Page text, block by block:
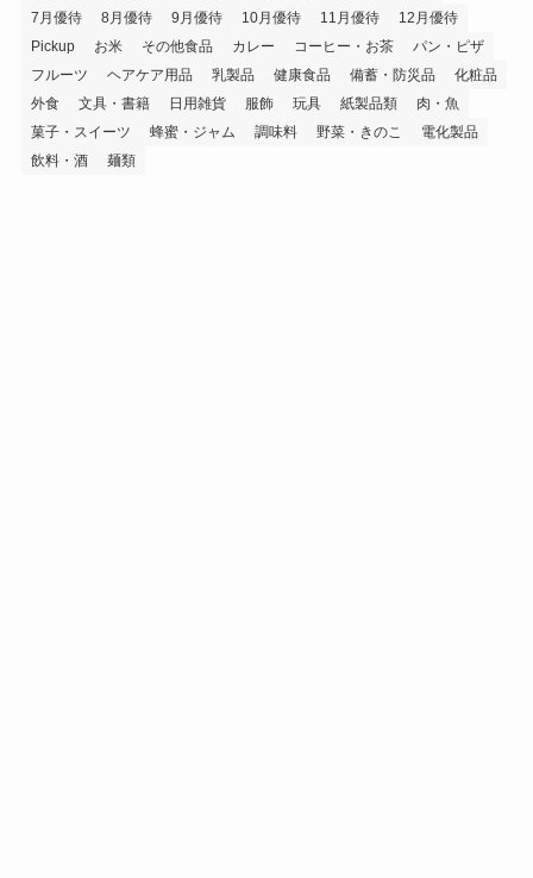
7月優待
8月優待 9月優待 10月優待 11月優待
12月優待
Pickup
お米 その他食品 カレー コーヒー・お茶
パン・ピザ
フルーツ
ヘアケア用品 乳製品 健康食品 備蓄・防災品
化粧品
外食
文具・書籍 日用雑貨 服飾 玩具 紙製品類
肉・魚
菓子・スイーツ
蜂蜜・ジャム 調味料 野菜・きのこ
電化製品
飲料・酒
麺類